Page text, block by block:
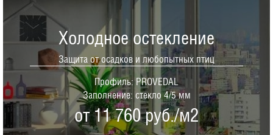
Холодное остекление
Защита от осадков и любопытных птиц
Профиль: PROVEDAL
Заполнение: стекло 4/5 мм
от 11 760 руб./м2